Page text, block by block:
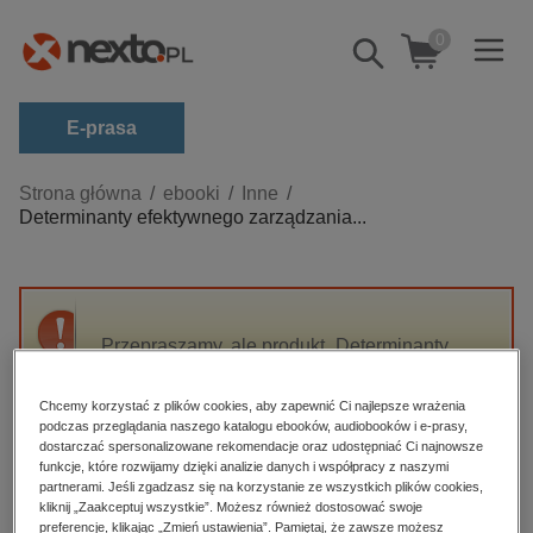
Pokaż/schowaj
wyszukiwarkę
0
E-prasa
Kategorie
Zobacz wszystkie E-prasa
budownictwo, aranżacja wnętrz
darmowe wydania
edukacja
hobby, sport, rozrywka
komputery, internet, technologie, informatyka
Strona główna ebooki
Inne
Determinanty efektywnego zarządzania...
Przepraszamy, ale produkt „Determinanty
High-contrast mode
Polecane
Chcemy korzystać z plików cookies, aby zapewnić Ci najlepsze wrażenia
podczas przeglądania naszego katalogu ebooków, audiobooków i e-prasy,
dostarczać spersonalizowane rekomendacje oraz udostępniać Ci najnowsze
funkcje, które rozwijamy dzięki analizie danych i współpracy z naszymi
partnerami. Jeśli zgadzasz się na korzystanie ze wszystkich plików cookies,
kliknij „Zaakceptuj wszystkie”. Możesz również dostosować swoje
preferencje, klikając „Zmień ustawienia”. Pamiętaj, że zawsze możesz